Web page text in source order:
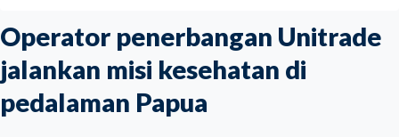
Operator penerbangan Unitrade
jalankan misi kesehatan di
pedalaman Papua